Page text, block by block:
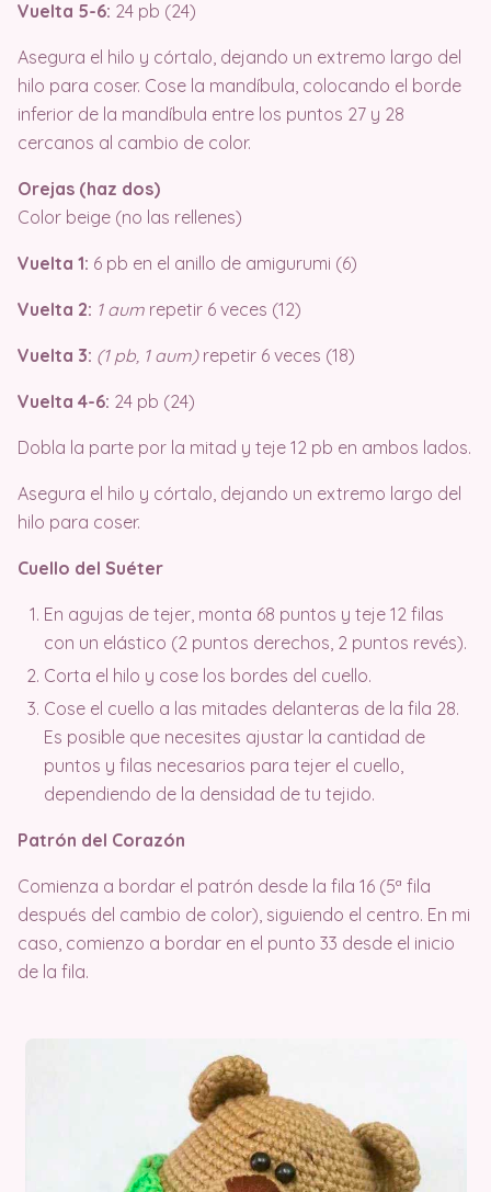
Vuelta 5-6: 24 pb (24)
Asegura el hilo y córtalo, dejando un extremo largo del
hilo para coser. Cose la mandíbula, colocando el borde
inferior de la mandíbula entre los puntos 27 y 28
cercanos al cambio de color.
Orejas (haz dos)
Color beige (no las rellenes)
Vuelta 1: 6 pb en el anillo de amigurumi (6)
Vuelta 2: 1 aum repetir 6 veces (12)
Vuelta 3: (1 pb, 1 aum)repetir 6 veces (18)
Vuelta 4-6: 24 pb (24)
Dobla la parte por la mitad y teje 12 pb en ambos lados.
Asegura el hilo y córtalo, dejando un extremo largo del
hilo para coser.
Cuello del Suéter
En agujas de tejer, monta 68 puntos y teje 12 filas
con un elástico (2 puntos derechos, 2 puntos revés).
Corta el hilo y cose los bordes del cuello.
Cose el cuello a las mitades delanteras de la fila 28.
Es posible que necesites ajustar la cantidad de
puntos y filas necesarios para tejer el cuello,
dependiendo de la densidad de tu tejido.
Patrón del Corazón
Comienza a bordar el patrón desde la fila 16 (5ª fila
después del cambio de color), siguiendo el centro. En mi
caso, comienzo a bordar en el punto 33 desde el inicio
de la fila.